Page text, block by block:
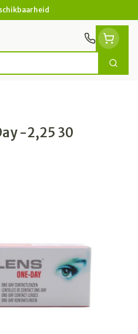
Zoek
-2,25 30